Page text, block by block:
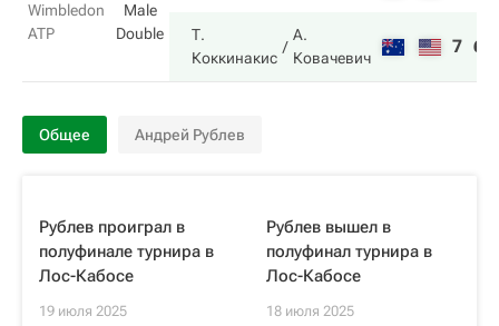
Wimbledon
ATP
Male
Double
Т.
Коккинакис
А.
Ковачевич
7 6
Общее Андрей Рублев
Рублев проиграл в
полуфинале турнира в
Лос-Кабосе
19 июля 2025
Рублев вышел в
полуфинал турнира в
Лос-Кабосе
18 июля 2025